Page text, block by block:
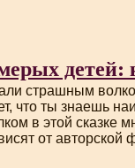
детей:
страшным
что ты знаешь
в этой сказке
от авторской